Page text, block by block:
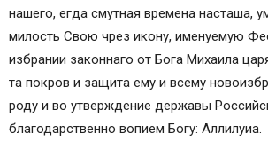
Тропарь второй Царственным
глас 5
Кондак второй Царственным
глас 6
Величание Царственных
Молитва первая Царственным
нашего, егда смутная времена насташа,
милость Свою чрез икону, именуемую
избрании законнаго от Бога Михаила
та покров и защита ему и всему
роду и во утверждение державы
благодарственно вопием Богу: Аллилуиа.